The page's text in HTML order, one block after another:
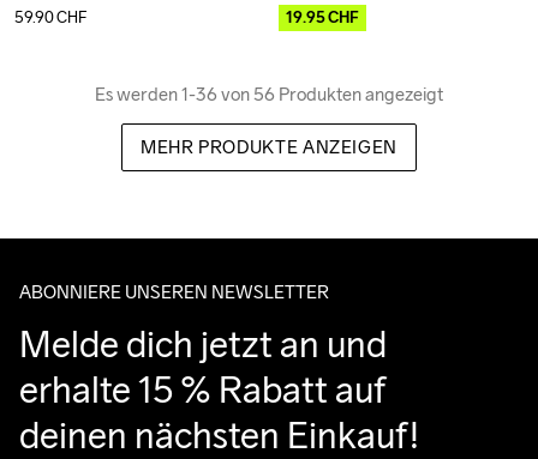
59.90CHF 19.95CHF
Es werden 1-36 von 56 Produkten angezeigt
MEHR PRODUKTE ANZEIGEN
ABONNIERE UNSEREN NEWSLETTER
Melde dich jetzt an und
erhalte 15 % Rabatt auf
deinen nächsten Einkauf!